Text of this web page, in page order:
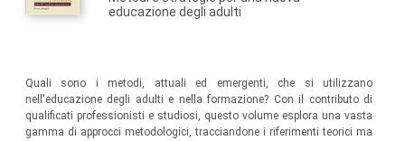
educazione degli adulti
Quali sono i metodi, attuali ed emergenti, che si utilizzano
nell'educazione degli adulti e nella formazione? Con il contributo di
qualificati professionisti e studiosi, questo volume esplora una vasta
gamma di approcci metodologici, tracciandone i riferimenti teorici ma